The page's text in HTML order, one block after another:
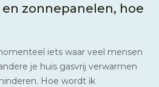
zonnepanelen, hoe
iets waar veel mensen
je huis gasvrij verwarmen
Hoe wordt ik